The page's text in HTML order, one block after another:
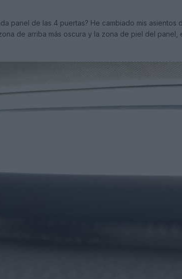
panel de las 4 puertas? He cambiado mis
de arriba más oscura y la zona de piel del